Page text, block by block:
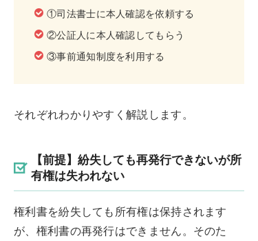
①司法書士に本人確認を依頼する
②公証人に本人確認してもらう
③事前通知制度を利用する
それぞれわかりやすく解説します。
【前提】紛失しても再発行できないが所
有権は失われない
権利書を紛失しても所有権は保持されます
が、権利書の再発行はできません。そのた